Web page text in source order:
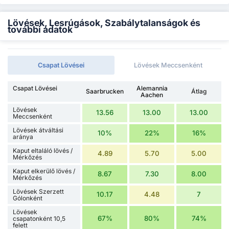
Lövések, Lesrúgások, Szabálytalanságok és
további adatok
Csapat Lövései Lövések Meccsenként
Csapat Lövései Saarbrucken
Alemannia
Aachen
Átlag
Lövések
Meccsenként
13.56 13.00 13.00
Lövések átváltási
aránya
10% 22% 16%
Kaput eltaláló lövés /
Mérkőzés
4.89 5.70 5.00
Kaput elkerülő lövés /
Mérkőzés
8.67 7.30 8.00
Lövések Szerzett
Gólonként
10.17 4.48 7
Lövések
csapatonként 10,5
felett
67% 80% 74%